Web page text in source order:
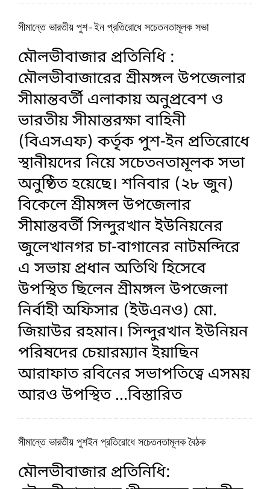
সীমান্তে ভারতীয় পুশ-ইন প্রতিরোধে সচেতনতামূলক সভা
মৌলভীবাজার প্রতিনিধি :
মৌলভীবাজারের শ্রীমঙ্গল উপজেলার
সীমান্তবর্তী এলাকায় অনুপ্রবেশ ও
ভারতীয় সীমান্তরক্ষা বাহিনী
(বিএসএফ) কর্তৃক পুশ-ইন প্রতিরোধে
স্থানীয়দের নিয়ে সচেতনতামূলক সভা
অনুষ্ঠিত হয়েছে। শনিবার (২৮ জুন)
বিকেলে শ্রীমঙ্গল উপজেলার
সীমান্তবর্তী সিন্দুরখান ইউনিয়নের
জুলেখানগর চা-বাগানের নাটমন্দিরে
এ সভায় প্রধান অতিথি হিসেবে
উপস্থিত ছিলেন শ্রীমঙ্গল উপজেলা
নির্বাহী অফিসার (ইউএনও) মো.
জিয়াউর রহমান। সিন্দুরখান ইউনিয়ন
পরিষদের চেয়ারম্যান ইয়াছিন
আরাফাত রবিনের সভাপতিত্বে এসময়
আরও উপস্থিত ...বিস্তারিত
সীমান্তে ভারতীয় পুশইন প্রতিরোধে সচেতনতামূলক বৈঠক
মৌলভীবাজার প্রতিনিধি: